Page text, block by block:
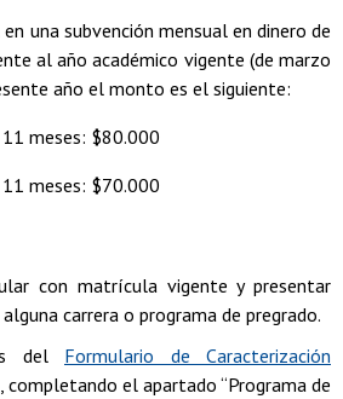
una subvención mensual en dinero de
al año académico vigente (de marzo
año el monto es el siguiente:
meses: $80.000
meses: $70.000
con matrícula vigente y presentar
carrera o programa de pregrado.
del Formulario de Caracterización
, completando el apartado “Programa de